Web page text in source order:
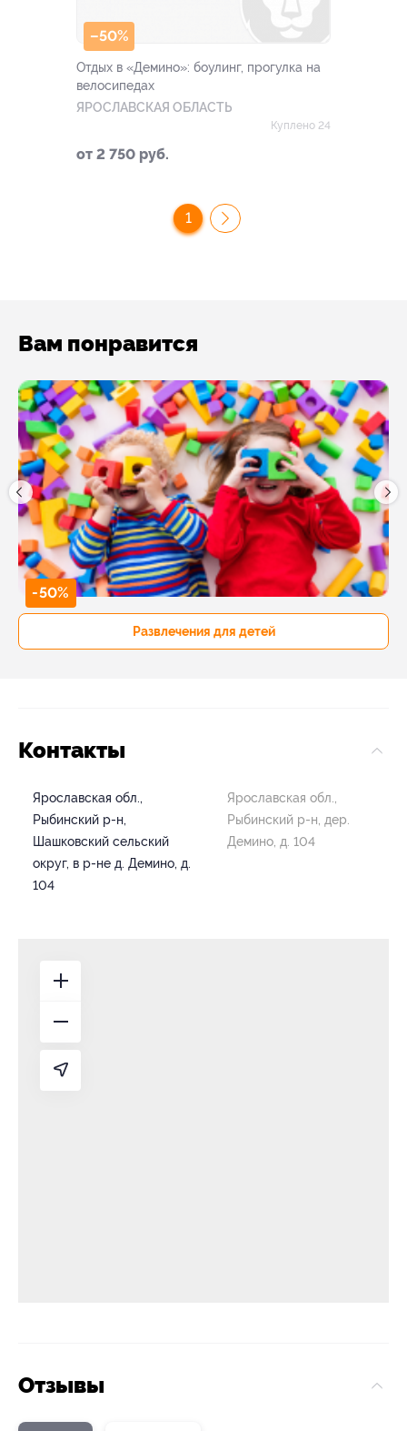
–50%
Отдых в «Демино»: боулинг, прогулка на
велосипедах
ЯРОСЛАВСКАЯ ОБЛАСТЬ
от 2 750 руб.
Куплено 24
1
Вам понравится
-50%
Развлечения для детей
Контакты
Ярославская обл.,
Рыбинский р-н,
Шашковский сельский
округ, в р-не д. Демино, д.
104
Ярославская обл.,
Рыбинский р-н, дер.
Демино, д. 104
Отзывы